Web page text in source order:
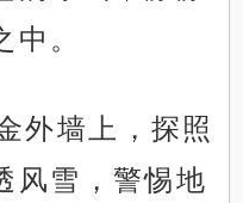
。
外墙上，探照
风雪，警惕地